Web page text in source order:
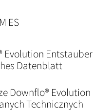
ES
Evolution Entstauber
Datenblatt
Downflo® Evolution
Technicznych